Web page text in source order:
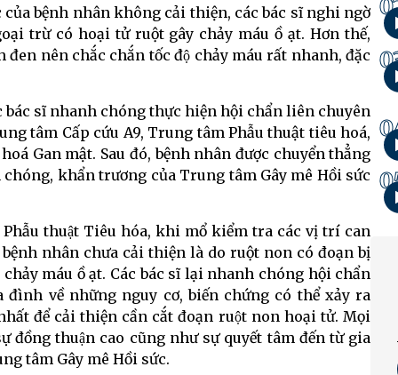
bệnh nhân không cải thiện, các bác sĩ nghi ngờ
trừ có hoại tử ruột gây chảy máu ồ ạt. Hơn thế,
nên chắc chắn tốc độ chảy máu rất nhanh, đặc
sĩ nhanh chóng thực hiện hội chẩn liên chuyên
tâm Cấp cứu A9, Trung tâm Phẫu thuật tiêu hoá,
Gan mật. Sau đó, bệnh nhân được chuyển thẳng
khẩn trương của Trung tâm Gây mê Hồi sức
thuật Tiêu hóa, khi mổ kiểm tra các vị trí can
nhân chưa cải thiện là do ruột non có đoạn bị
máu ồ ạt. Các bác sĩ lại nhanh chóng hội chẩn
về những nguy cơ, biến chứng có thể xảy ra
để cải thiện cần cắt đoạn ruột non hoại tử. Mọi
đồng thuận cao cũng như sự quyết tâm đến từ gia
tâm Gây mê Hồi sức.